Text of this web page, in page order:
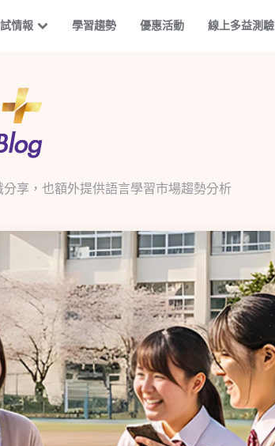
情報 學習趨勢 優惠活動 線上多益測驗
享，也額外提供語言學習市場趨勢分析